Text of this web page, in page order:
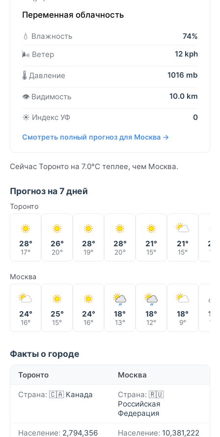
Переменная облачность
💧 Влажность
74%
🌬️ Ветер
12 kph
🌡️ Давление 1016 mb
👁️ Видимость 10.0 km
☀️ Индекс УФ 0
Смотреть полный прогноз для Москва →
Сейчас Торонто на 7.0°C теплее, чем Москва.
Прогноз на 7 дней
Торонто
28°
17°
26°
20°
28°
19°
28°
20°
21°
15°
21°
15° 14°
Москва
24°
16°
25°
15°
24°
16°
18°
13°
18°
12°
18°
9°
18°
13°
Факты о городе
Торонто Москва
Страна: 🇨🇦 Канада Страна: 🇷🇺
Российская
Федерация
Население: 2,794,356 Население: 10,381,222